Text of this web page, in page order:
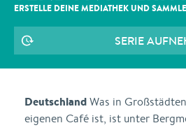
ERSTELLE DEINE MEDIATHEK UND
SERIE
DeutschlandWas in
eigenen Café ist, ist unter